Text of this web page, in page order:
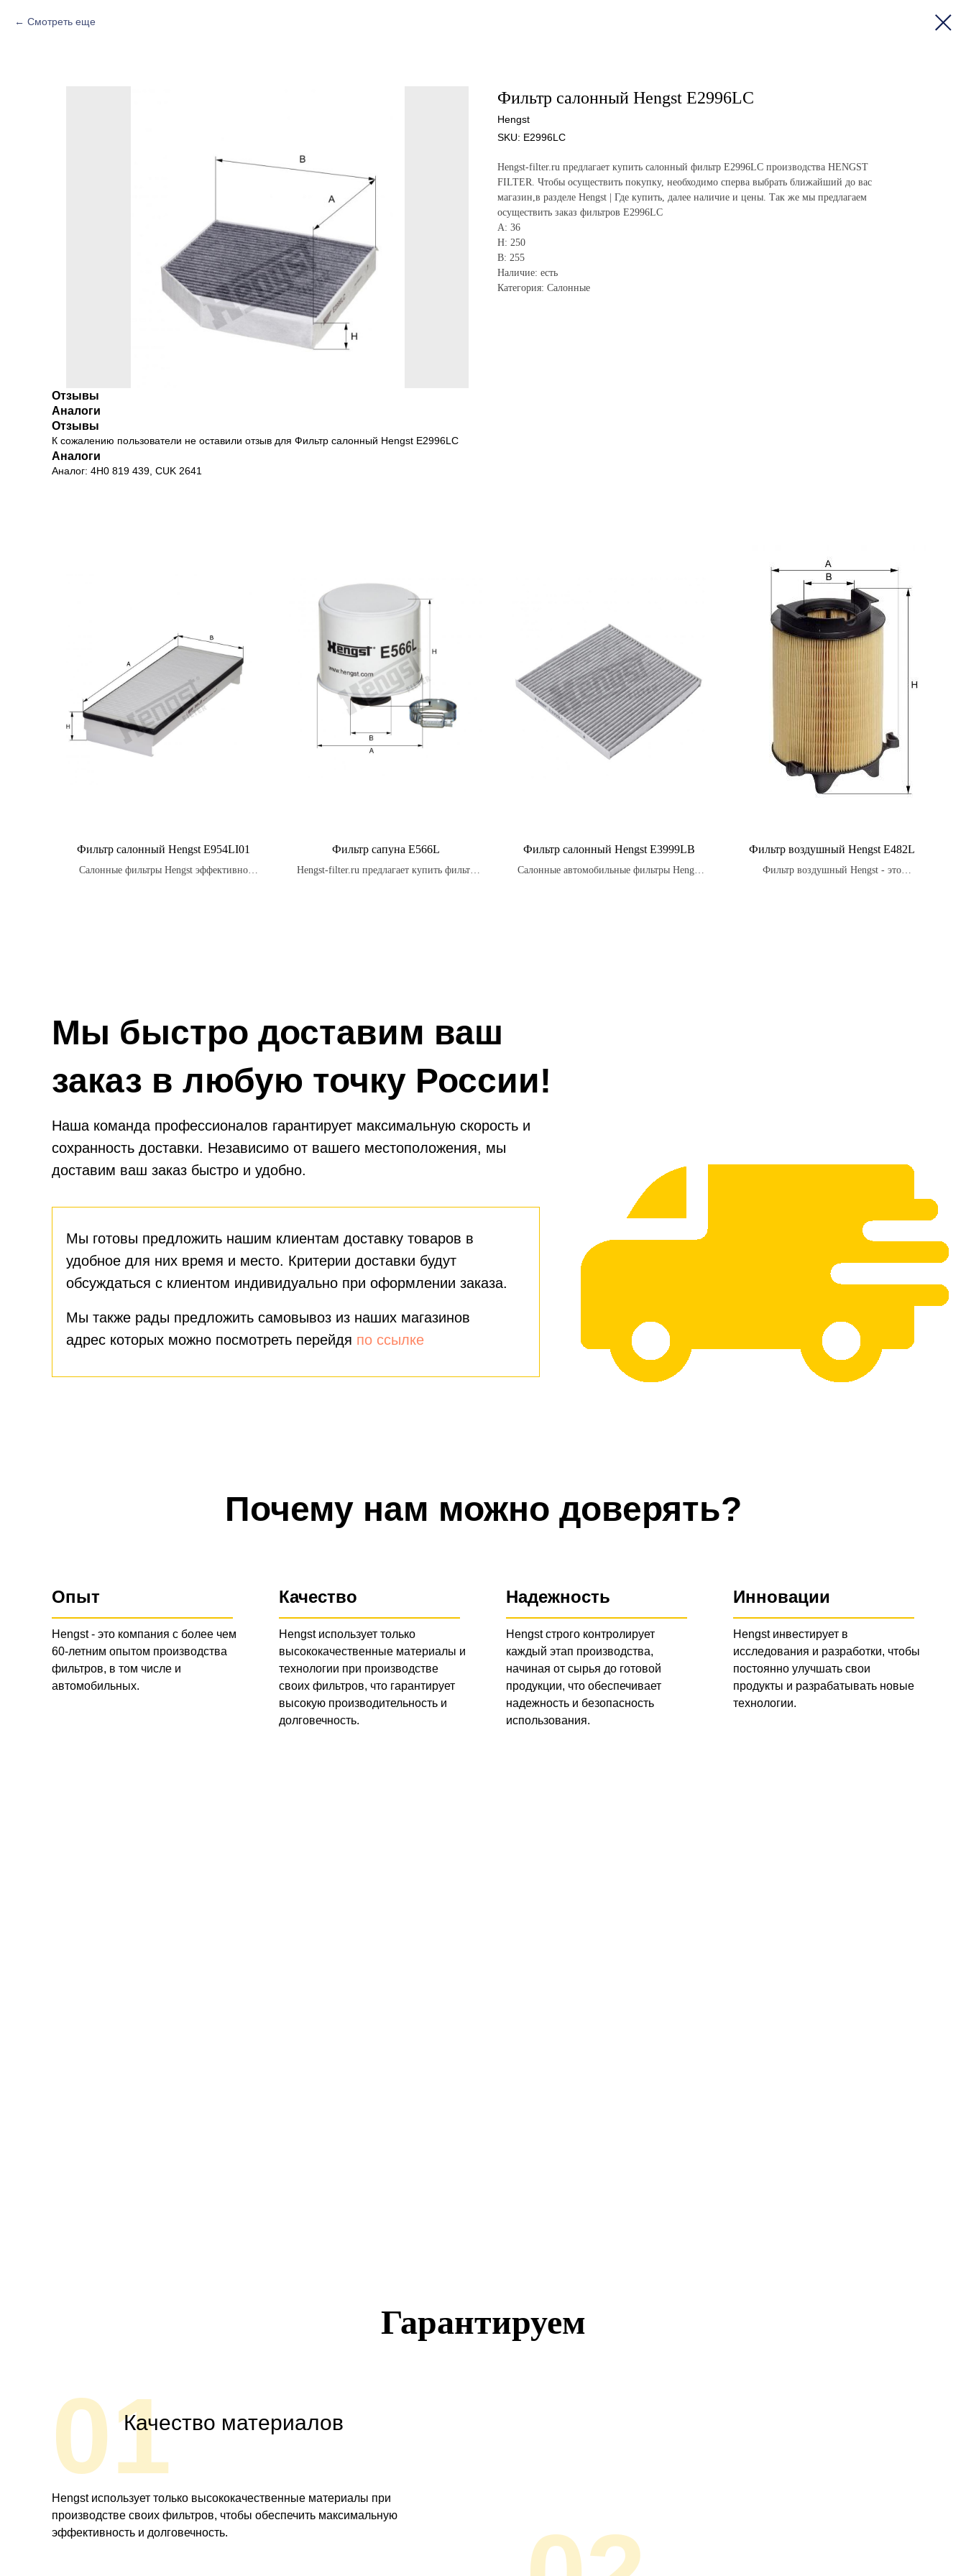
Смотреть еще
Фильтр салонный Hengst E2996LC
Hengst
SKU: E2996LC
Hengst-filter.ru предлагает купить салонный фильтр E2996LC производства HENGST
FILTER. Чтобы осуществить покупку, необходимо сперва выбрать ближайший до вас
магазин,в разделе Hengst | Где купить, далее наличие и цены. Так же мы предлагаем
осуществить заказ фильтров E2996LC
A: 36
H: 250
B: 255
Наличие: есть
Категория: Салонные
Отзывы
Аналоги
Отзывы
К сожалению пользователи не оставили отзыв для Фильтр салонный Hengst E2996LC
Аналоги
Аналог: 4H0 819 439, CUK 2641
Фильтр салонный Hengst E954LI01
Салонные фильтры Hengst эффективно
Фильтр сапуна E566L
Hengst-filter.ru предлагает купить фильтр
Фильтр салонный Hengst E3999LB
Салонные автомобильные фильтры Hengst
Фильтр воздушный Hengst E482L
Фильтр воздушный Hengst - это
Мы быстро доставим ваш
заказ в любую точку России!
Мы готовы предложить нашим клиентам доставку товаров в
удобное для них время и место. Критерии доставки будут
обсуждаться с клиентом индивидуально при оформлении заказа.
Мы также рады предложить самовывоз из наших магазинов
адрес которых можно посмотреть перейдя по ссылке
Наша команда профессионалов гарантирует максимальную скорость и
сохранность доставки. Независимо от вашего местоположения, мы
доставим ваш заказ быстро и удобно.
Почему нам можно доверять?
Опыт
Hengst - это компания с более чем
60-летним опытом производства
фильтров, в том числе и
автомобильных.
Качество Надежность
Hengst использует только
высококачественные материалы и
технологии при производстве
своих фильтров, что гарантирует
высокую производительность и
долговечность.
Инновации
Hengst строго контролирует
каждый этап производства,
начиная от сырья до готовой
продукции, что обеспечивает
надежность и безопасность
использования.
Hengst инвестирует в
исследования и разработки, чтобы
постоянно улучшать свои
продукты и разрабатывать новые
технологии.
Гарантируем
01Качество материалов
Hengst использует только высококачественные материалы при
производстве своих фильтров, чтобы обеспечить максимальную
эффективность и долговечность.